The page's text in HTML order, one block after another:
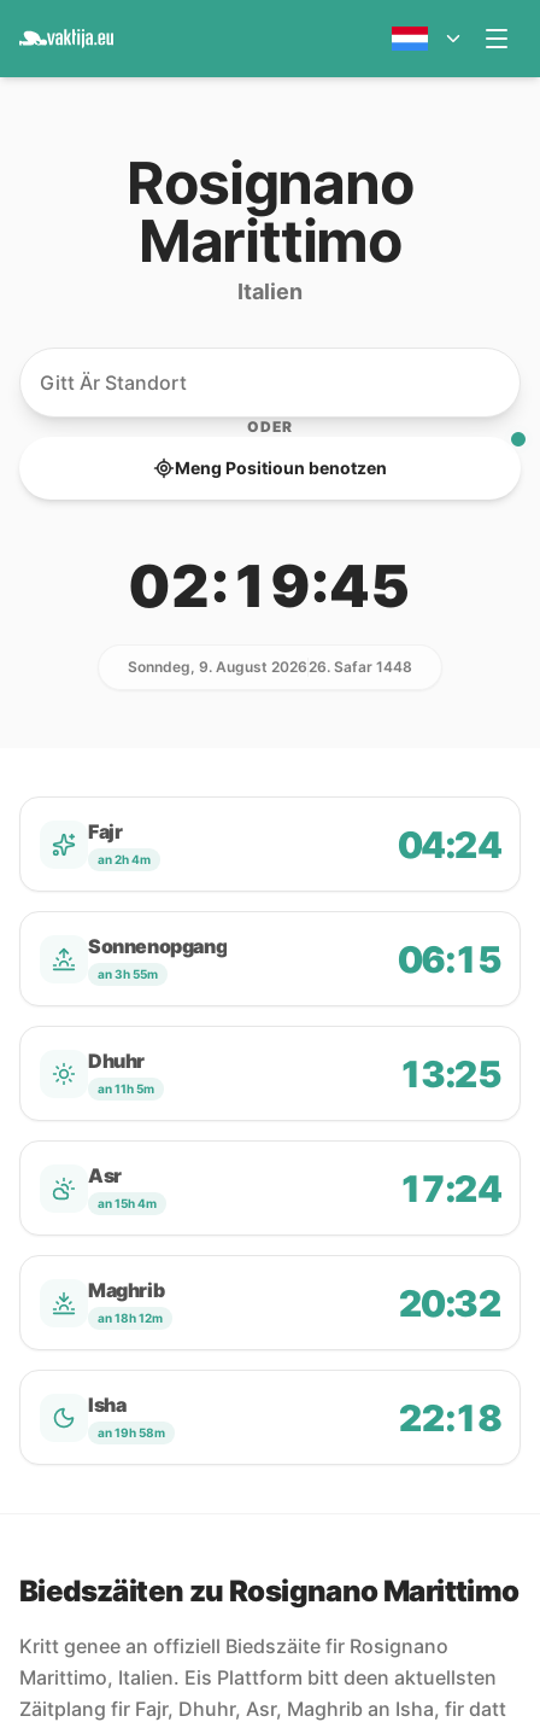
Rosignano
Marittimo
Italien
ODER
Meng Positioun benotzen
02:19:45
Sonndeg, 9. August 202626. Safar 1448
Fajr
an 2h 4m 04:24
Sonnenopgang
an 3h 55m 06:15
Dhuhr
an 11h 5m 13:25
Asr
an 15h 4m 17:24
Maghrib
an 18h 12m 20:32
Isha
an 19h 58m 22:18
Biedszäiten zu Rosignano Marittimo
Kritt genee an offiziell Biedszäite fir Rosignano
Marittimo, Italien. Eis Plattform bitt deen aktuellsten
Zäitplang fir Fajr, Dhuhr, Asr, Maghrib an Isha, fir datt